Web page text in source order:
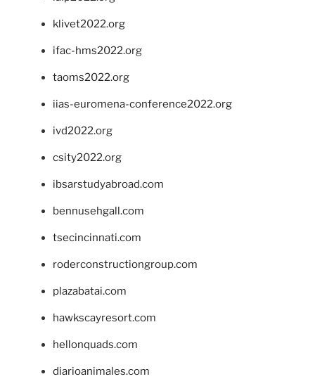
klivet2022.org
ifac-hms2022.org
taoms2022.org
iias-euromena-conference2022.org
ivd2022.org
csity2022.org
ibsarstudyabroad.com
bennusehgall.com
tsecincinnati.com
roderconstructiongroup.com
plazabatai.com
hawkscayresort.com
hellonquads.com
diarioanimales.com